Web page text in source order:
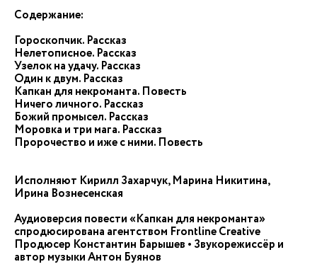
Содержание:
Гороскопчик. Рассказ
Нелетописное. Рассказ
Узелок на удачу. Рассказ
Один к двум. Рассказ
Капкан для некроманта. Повесть
Ничего личного. Рассказ
Божий промысел. Рассказ
Моровка и три мага. Рассказ
Пророчество и иже с ними. Повесть
Исполняют Кирилл Захарчук, Марина Никитина,
Ирина Вознесенская
Аудиоверсия повести «Капкан для некроманта»
спродюсирована агентством Frontline Creative
Продюсер Константин Барышев • Звукорежиссёр и
автор музыки Антон Буянов